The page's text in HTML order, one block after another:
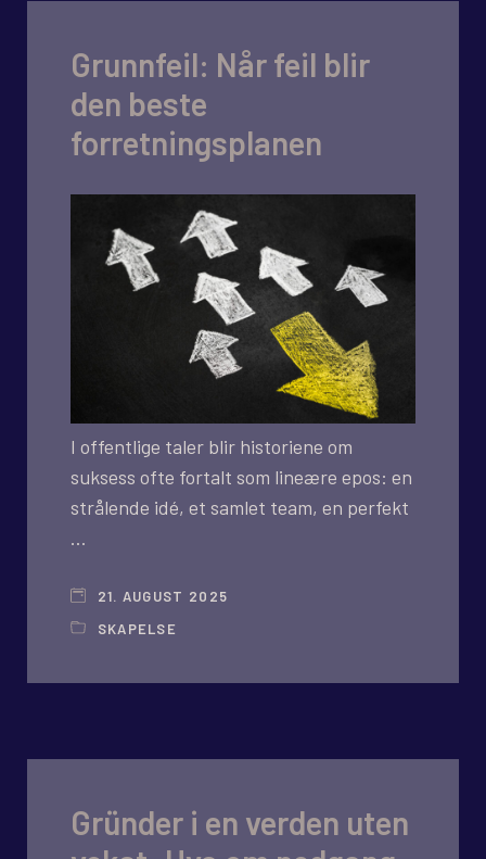
Grunnfeil: Når feil blir
den beste
forretningsplanen
I offentlige taler blir historiene om
suksess ofte fortalt som lineære epos: en
strålende idé, et samlet team, en perfekt
…
21. AUGUST 2025
SKAPELSE
Gründer i en verden uten